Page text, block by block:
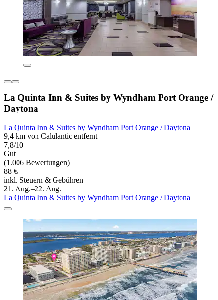
La Quinta Inn & Suites by Wyndham Port Orange /
Daytona
La Quinta Inn & Suites by Wyndham Port Orange / Daytona
9,4 km von Calulantic entfernt
7,8/10
Gut
(1.006 Bewertungen)
88 €
inkl. Steuern & Gebühren
21. Aug.–22. Aug.
La Quinta Inn & Suites by Wyndham Port Orange / Daytona